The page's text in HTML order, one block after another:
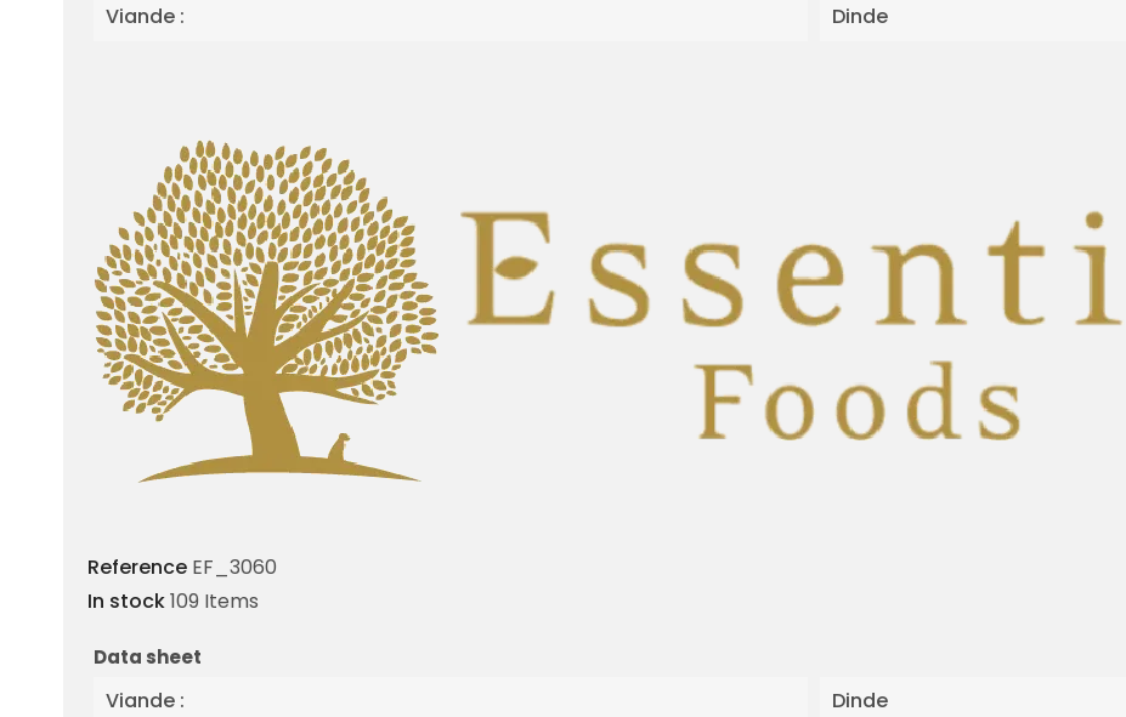
Viande : Dinde
Reference EF_3060
In stock109 Items
Data sheet
Viande : Dinde